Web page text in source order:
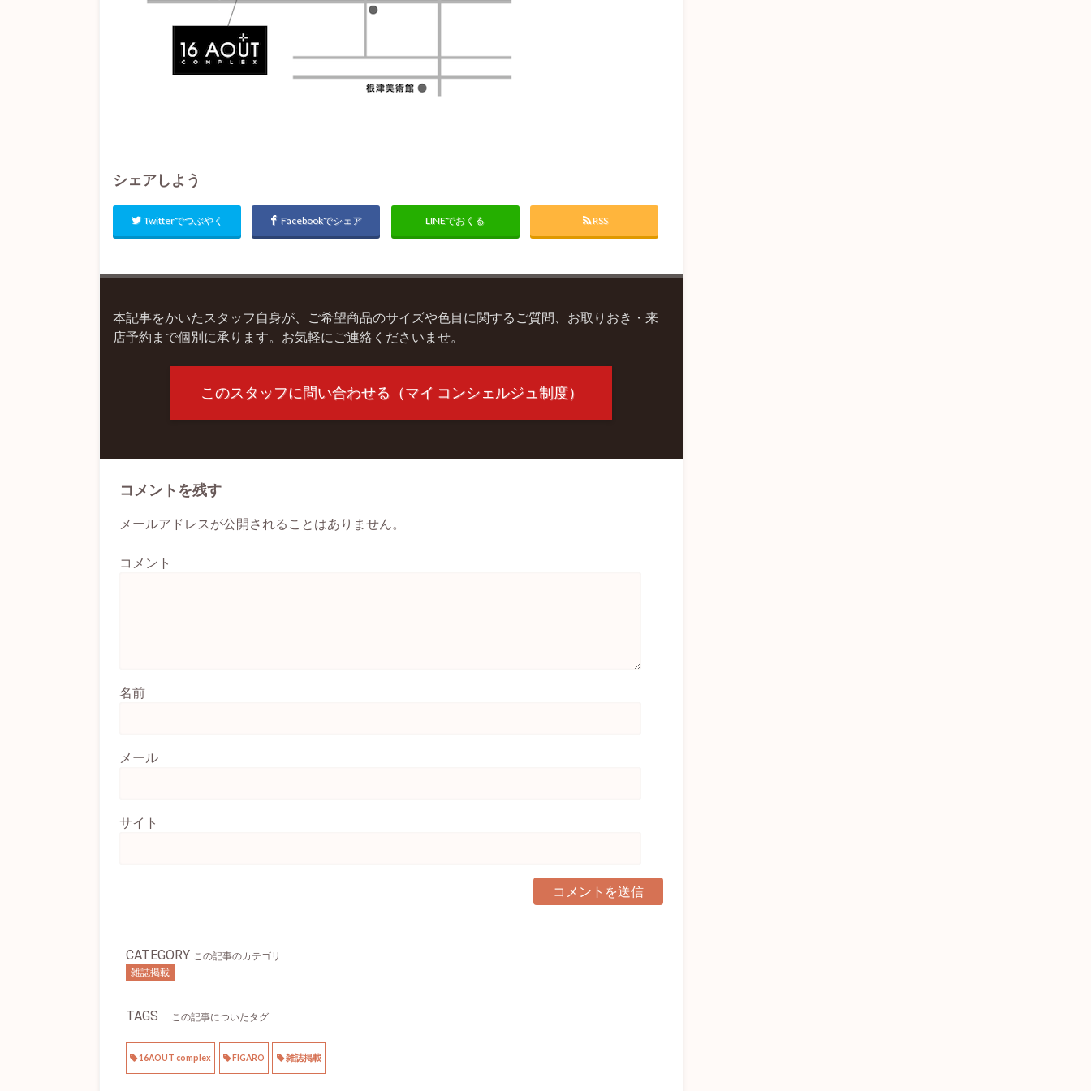
シェアしよう
Twitterでつぶやく Facebookでシェア LINEでおくる RSS
本記事をかいたスタッフ自身が、ご希望商品のサイズや色目に関するご質問、お取りおき・来
店予約まで個別に承ります。お気軽にご連絡くださいませ。
このスタッフに問い合わせる（マイ コンシェルジュ制度）
コメントを残す
メールアドレスが公開されることはありません。
コメント
名前
メール
サイト
CATEGORY この記事のカテゴリ
雑誌掲載
TAGS この記事についたタグ
16AOUT complex FIGARO 雑誌掲載